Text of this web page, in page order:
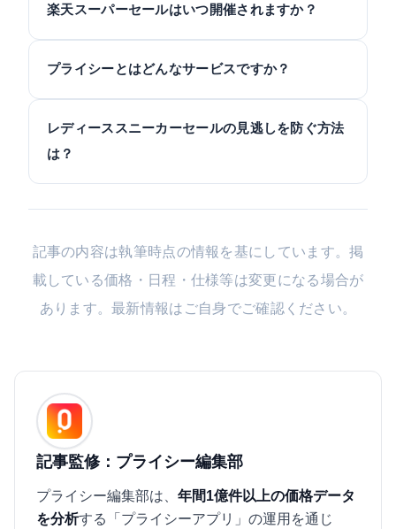
楽天スーパーセールはいつ開催されますか？
プライシーとはどんなサービスですか？
レディーススニーカーセールの見逃しを防ぐ方法
は？
記事の内容は執筆時点の情報を基にしています。掲
載している価格・日程・仕様等は変更になる場合が
あります。最新情報はご自身でご確認ください。
記事監修：プライシー編集部
プライシー編集部は、 年間1億件以上の価格データ
を分析する「プライシーアプリ」の運用を通じ